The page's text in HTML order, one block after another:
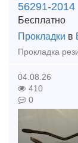
56291-2014
Бесплатно
Прокладки в
04.08.26
410
0